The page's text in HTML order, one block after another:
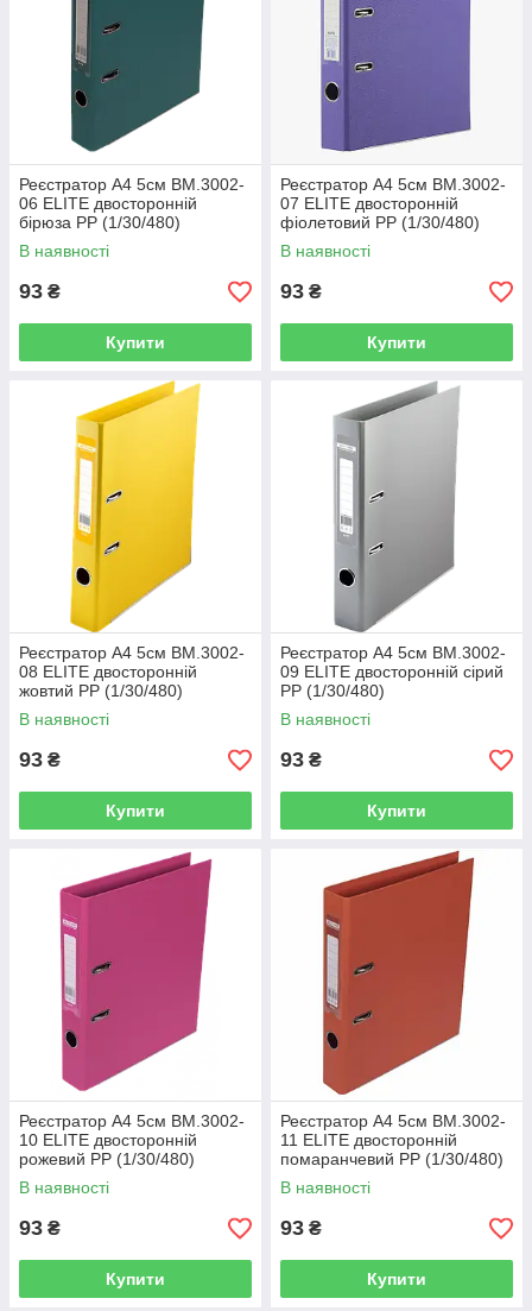
Реєстратор А4 5см BM.3002-
06 ELITE двосторонній
бірюза PP (1/30/480)
В наявності
93 ₴
Купити
Реєстратор А4 5см BM.3002-
07 ELITE двосторонній
фіолетовий PP (1/30/480)
В наявності
93 ₴
Купити
Реєстратор А4 5см BM.3002-
08 ELITE двосторонній
жовтий PP (1/30/480)
В наявності
93 ₴
Купити
Реєстратор А4 5см BM.3002-
09 ELITE двосторонній сірий
PP (1/30/480)
В наявності
93 ₴
Купити
Реєстратор А4 5см BM.3002-
10 ELITE двосторонній
рожевий PP (1/30/480)
В наявності
93 ₴
Купити
Реєстратор А4 5см BM.3002-
11 ELITE двосторонній
помаранчевий PP (1/30/480)
В наявності
93 ₴
Купити